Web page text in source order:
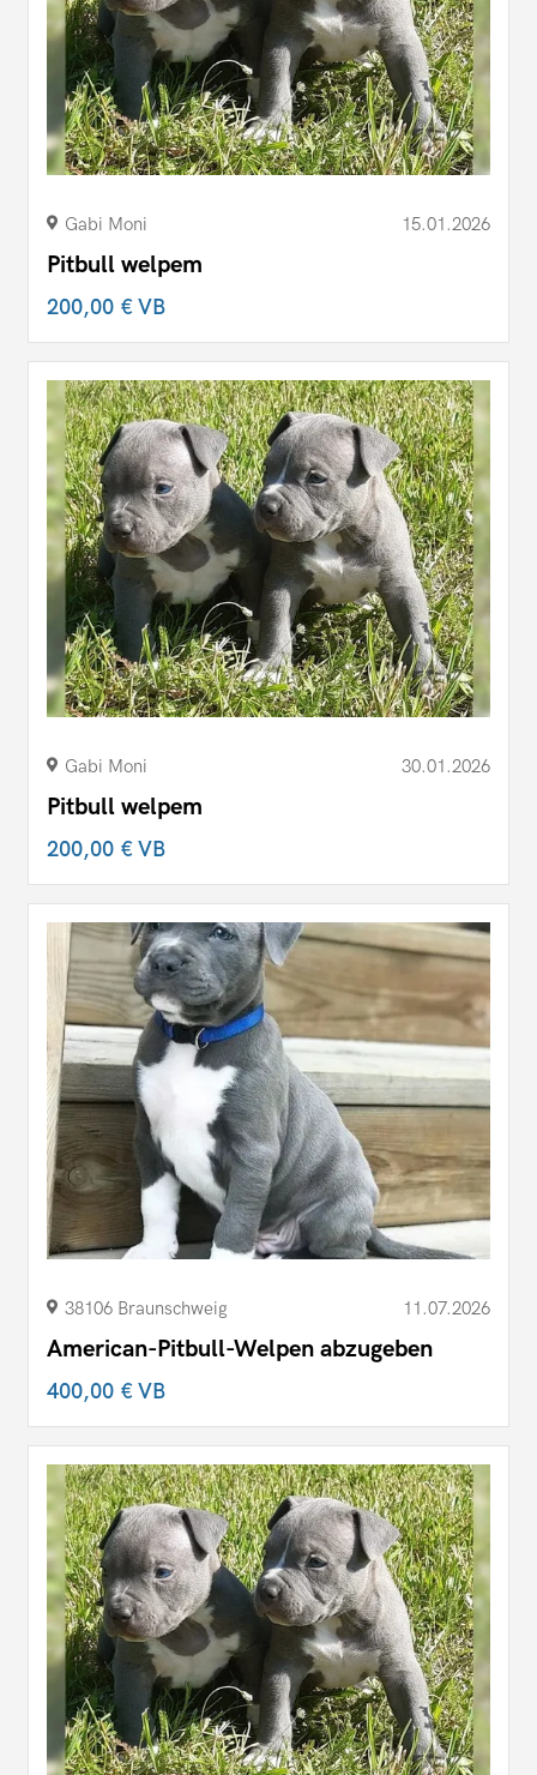
Gabi Moni 15.01.2026
Pitbull welpem
200,00 €VB
Gabi Moni 30.01.2026
Pitbull welpem
200,00 €VB
38106 Braunschweig 11.07.2026
American-Pitbull-Welpen abzugeben
400,00 €VB